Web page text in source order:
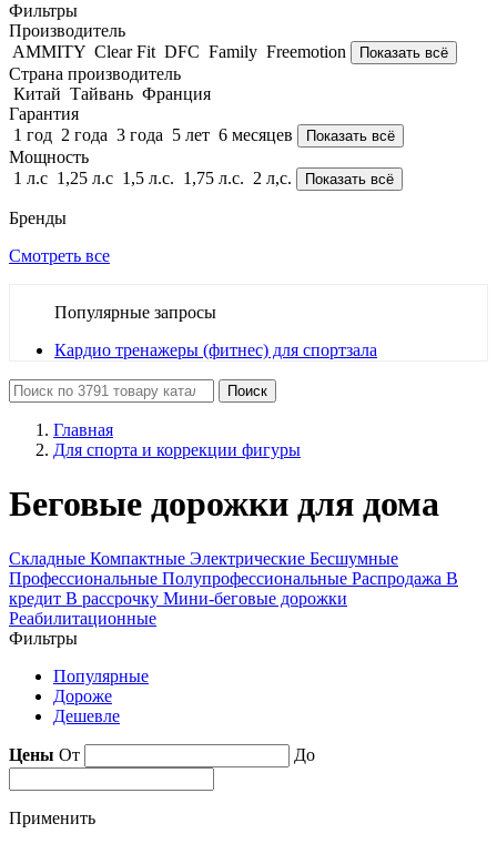
Фильтры
Производитель
AMMITY Clear Fit DFC Family Freemotion Показать всё
Страна производитель
Китай Тайвань Франция
Гарантия
1 год 2 года 3 года 5 лет 6 месяцев Показать всё
Мощность
1 л.с 1,25 л.с 1,5 л.с. 1,75 л.с. 2 л,с. Показать всё
Бренды
Смотреть все
Популярные запросы
Кардио тренажеры (фитнес) для спортзала
Поиск
Главная
Для спорта и коррекции фигуры
Беговые дорожки для дома
Складные Компактные Электрические Бесшумные
Профессиональные Полупрофессиональные Распродажа В
кредит В рассрочку Мини-беговые дорожки
Реабилитационные
Фильтры
Популярные
Дороже
Дешевле
Цены От До
Применить